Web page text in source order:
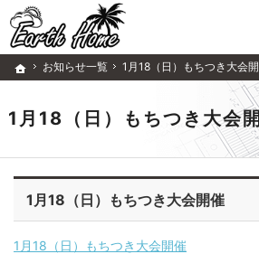
ホーム
お知らせ一覧 1月18（日）もちつき大会
1月18（日）もちつき大会
歴史ある企業です。注文住宅・リフォーム（所沢市・狭
注文住宅・リフォーム（所沢市・狭山市・入間市）の工
1月18（日）もちつき大会開催
1月18（日）もちつき大会開催